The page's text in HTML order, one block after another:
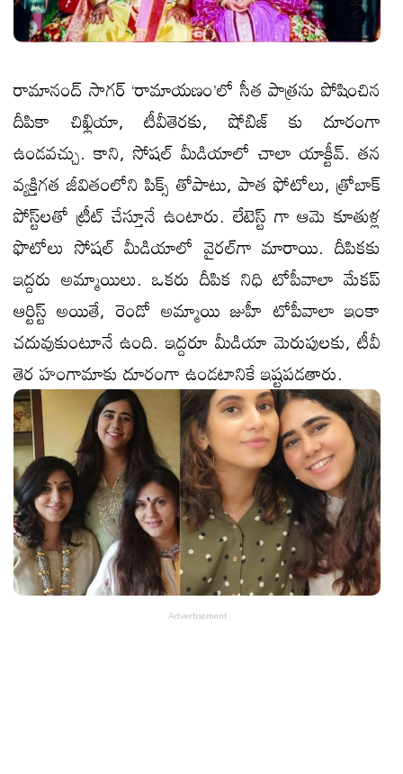
రామానంద్ సాగర్ ‘రామాయణం’లో సీత పాత్రను పోషించిన
దీపికా చిఖ్లియా, టీవీతెర‌కు, షోబిజ్ కు దూరంగా
ఉండవచ్చు. కాని, సోషల్ మీడియాలో చాలా యాక్టీవ్. తన
వ్యక్తిగత జీవితంలోని పిక్స్ తోపాటు, పాత ఫోటోలు, త్రోబాక్
పోస్ట్‌లతో ట్రీట్ చేస్తూనే ఉంటారు. లేటెస్ట్ గా ఆమె కూతుళ్ల
ఫొటోలు సోషల్ మీడియాలో వైరల్‌గా మారాయి. దీపిక‌కు
ఇద్ద‌రు అమ్మాయిలు. ఒక‌రు దీపిక నిధి టోపీవాలా మేకప్
ఆర్టిస్ట్ అయితే, రెండో అమ్మాయి జుహీ టోపీవాలా ఇంకా
చదువుకుంటూనే ఉంది. ఇద్ద‌రూ మీడియా మెరుపుల‌కు, టీవీ
తెర హంగామాకు దూరంగా ఉండటానికే ఇష్టపడతారు.